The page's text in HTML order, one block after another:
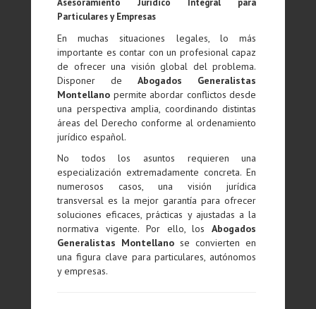
Asesoramiento Jurídico Integral para
Particulares y Empresas
En muchas situaciones legales, lo más
importante es contar con un profesional capaz
de ofrecer una visión global del problema.
Disponer deAbogados Generalistas
Montellano permite abordar conflictos desde
una perspectiva amplia, coordinando distintas
áreas del Derecho conforme al ordenamiento
jurídico español.
No todos los asuntos requieren una
especialización extremadamente concreta. En
numerosos casos, una visión jurídica
transversal es la mejor garantía para ofrecer
soluciones eficaces, prácticas y ajustadas a la
normativa vigente. Por ello, losAbogados
Generalistas Montellano se convierten en
una figura clave para particulares, autónomos
y empresas.